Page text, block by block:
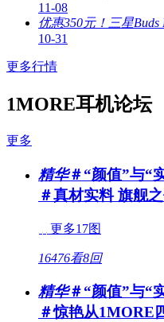
11-08
优惠350元！三星
10-31
更多行情
1MORE耳机论坛
更多
精华＃“颜值”与“
＃真材实料 旗舰
更多17图
16476看8回
精华＃“颜值”与“
＃惊艳从1MORE